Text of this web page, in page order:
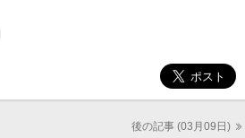
後の記事 (03月09日)